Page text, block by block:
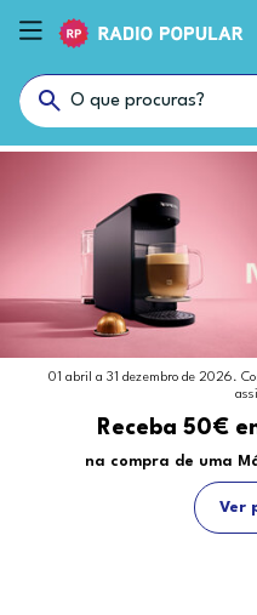
01 abril a 31 dezembro de 2026.
Receba 50€
na compra de uma
Ver